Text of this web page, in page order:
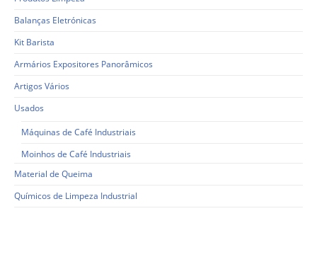
Balanças Eletrónicas
Kit Barista
Armários Expositores Panorâmicos
Artigos Vários
Usados
Máquinas de Café Industriais
Moinhos de Café Industriais
Material de Queima
Químicos de Limpeza Industrial